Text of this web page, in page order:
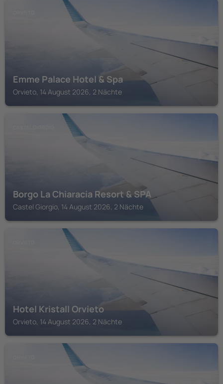
Emme Palace Hotel & Spa
Orvieto, 14 August 2026, 2 Nächte
Borgo La Chiaracia Resort & SPA
Castel Giorgio, 14 August 2026, 2 Nächte
Hotel Kristall Orvieto
Orvieto, 14 August 2026, 2 Nächte